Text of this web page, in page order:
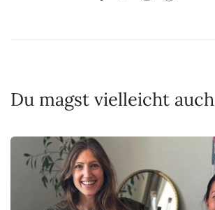
Du magst vielleicht auch